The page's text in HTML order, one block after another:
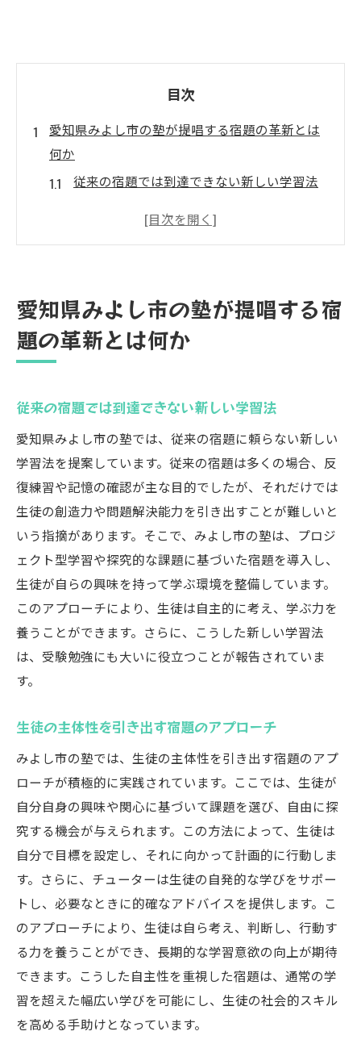
目次
愛知県みよし市の塾が提唱する宿題の革新とは
何か
従来の宿題では到達できない新しい学習法
個別ニーズに応じた宿題のカスタマイズ
塾での宿題が生徒の学習意欲を引き出す新しい
鍵
学習意欲向上のためのモチベーション戦略
生徒の興味を引く宿題の展開法
協働学習を促進する宿題の役割
目標設定が学習意欲に与える影響
生徒の声を反映した宿題作成
みよし市の塾が宿題に込めた創造性の秘密
創造力を鍛えるための宿題設計
多様な表現方法を取り入れた宿題
問題解決能力を高めるための実践課題
未来の可能性を広げる宿題の工夫
塾の宿題が日常のルーチンを超える瞬間とは
単調さを打破する宿題のタイミング
予測不能な展開が学びの刺激に
宿題が生み出す日常の中の特別なひととき
学習と生活をつなぐ宿題の役割
宿題を通じて生まれる日常の変化
生徒と家庭を結ぶ宿題の力
愛知県みよし市の塾が導入する宿題の新戦略
新戦略で目指す生徒の成績向上
多面的なアプローチを採用した宿題
地域社会と連携した宿題の効果
愛知県みよし市の塾が提唱する宿
題の革新とは何か
従来の宿題では到達できない新しい学習法
愛知県みよし市の塾では、従来の宿題に頼らない新しい
学習法を提案しています。従来の宿題は多くの場合、反
復練習や記憶の確認が主な目的でしたが、それだけでは
生徒の創造力や問題解決能力を引き出すことが難しいと
いう指摘があります。そこで、みよし市の塾は、プロジ
ェクト型学習や探究的な課題に基づいた宿題を導入し、
生徒が自らの興味を持って学ぶ環境を整備しています。
このアプローチにより、生徒は自主的に考え、学ぶ力を
養うことができます。さらに、こうした新しい学習法
は、受験勉強にも大いに役立つことが報告されていま
す。
生徒の主体性を引き出す宿題のアプローチ
みよし市の塾では、生徒の主体性を引き出す宿題のアプ
ローチが積極的に実践されています。ここでは、生徒が
自分自身の興味や関心に基づいて課題を選び、自由に探
究する機会が与えられます。この方法によって、生徒は
自分で目標を設定し、それに向かって計画的に行動しま
す。さらに、チューターは生徒の自発的な学びをサポー
トし、必要なときに的確なアドバイスを提供します。こ
のアプローチにより、生徒は自ら考え、判断し、行動す
る力を養うことができ、長期的な学習意欲の向上が期待
できます。こうした自主性を重視した宿題は、通常の学
習を超えた幅広い学びを可能にし、生徒の社会的スキル
を高める手助けとなっています。